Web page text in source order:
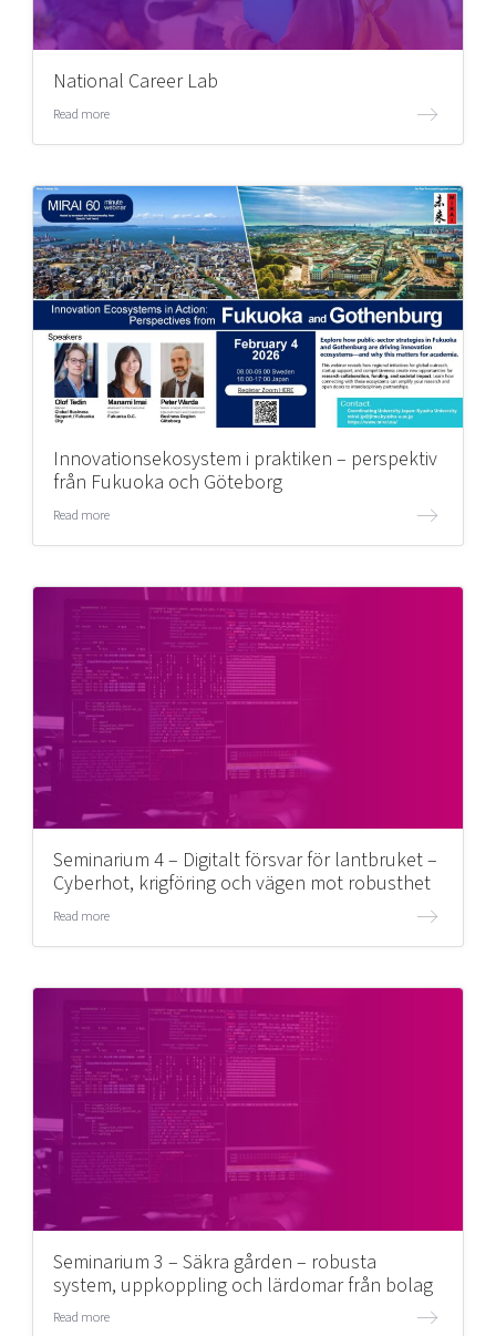
National Career Lab
Read more
Innovationsekosystem i praktiken – perspektiv
från Fukuoka och Göteborg
Read more
Seminarium 4 – Digitalt försvar för lantbruket –
Cyberhot, krigföring och vägen mot robusthet
Read more
Seminarium 3 – Säkra gården – robusta
system, uppkoppling och lärdomar från bolag
Read more